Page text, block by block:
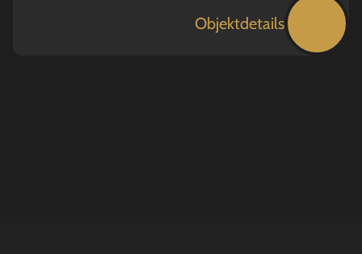
Objektdetails